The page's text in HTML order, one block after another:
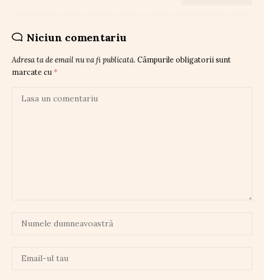
Niciun comentariu
Adresa ta de email nu va fi publicată. Câmpurile obligatorii sunt
marcate cu *